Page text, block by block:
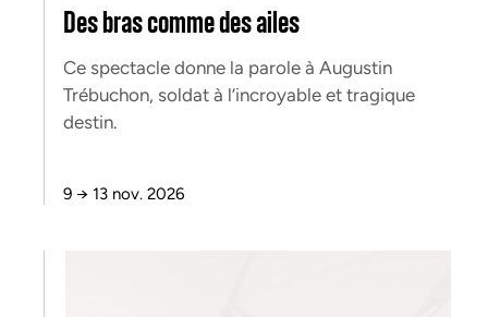
Des bras comme des ailes
Ce spectacle donne la parole à Augustin
Trébuchon, soldat à l’incroyable et tragique
destin.
9→ 13 nov. 2026